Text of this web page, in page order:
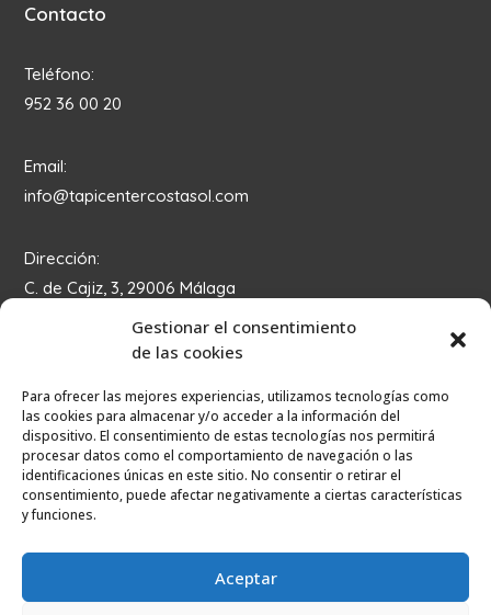
Gestionar el consentimiento
de las cookies
Para ofrecer las mejores experiencias, utilizamos tecnologías como
las cookies para almacenar y/o acceder a la información del
dispositivo. El consentimiento de estas tecnologías nos permitirá
procesar datos como el comportamiento de navegación o las
identificaciones únicas en este sitio. No consentir o retirar el
consentimiento, puede afectar negativamente a ciertas características
y funciones.
Aceptar
Contacto
Teléfono:
952 36 00 20
Email:
info@tapicentercostasol.com
Dirección:
C. de Cajiz, 3, 29006 Málaga
Copyright © 2023 – Página web desarrollada por
Cocina tu marca.
Aviso legal